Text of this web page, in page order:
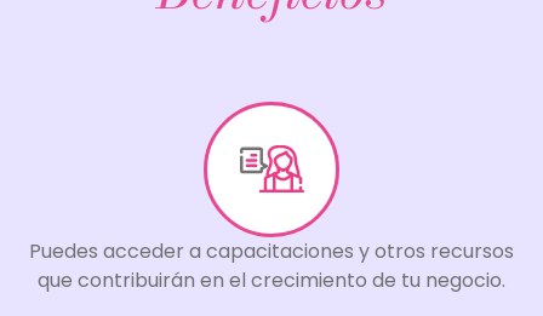
Puedes acceder a capacitaciones y otros recursos
que contribuirán en el crecimiento de tu negocio.